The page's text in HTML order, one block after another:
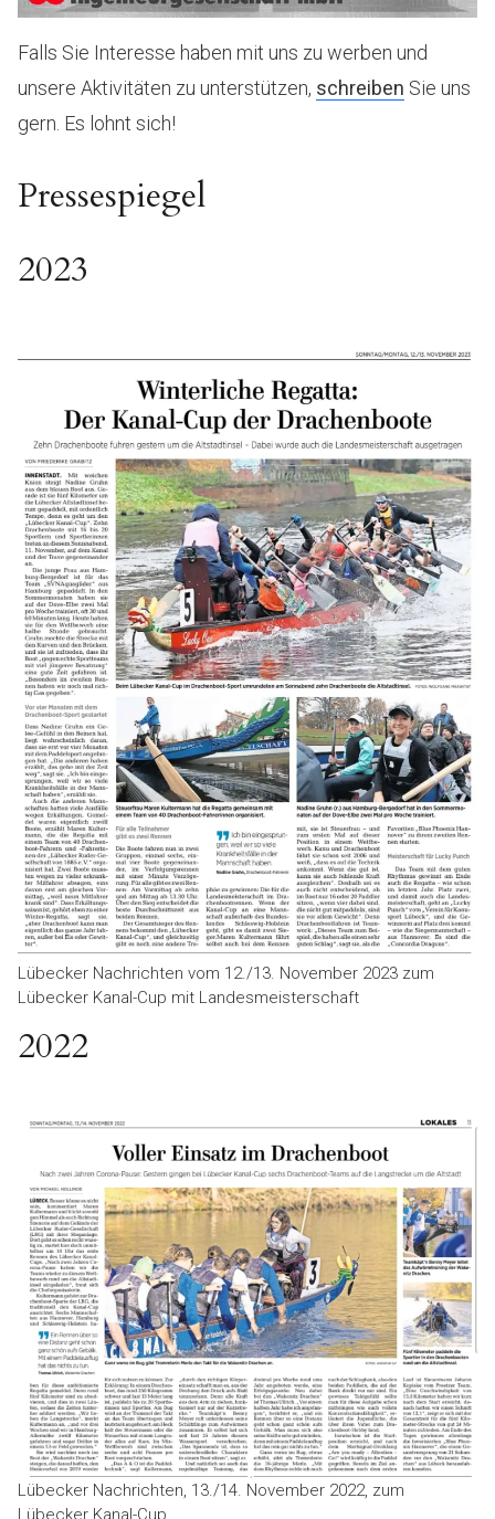
Falls Sie Interesse haben mit uns zu werben und
unsere Aktivitäten zu unterstützen, schreiben Sie uns
gern. Es lohnt sich!
Pressespiegel
2023
Lübecker Nachrichten vom 12./13. November 2023 zum
Lübecker Kanal-Cup mit Landesmeisterschaft
2022
Lübecker Nachrichten, 13./14. November 2022, zum
Lübecker Kanal-Cup